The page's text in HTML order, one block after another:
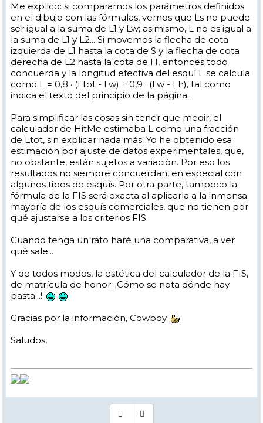
Me explico: si comparamos los parámetros definidos
en el dibujo con las fórmulas, vemos que Ls no puede
ser igual a la suma de L1 y Lw; asimismo, L no es igual a
la suma de L1 y L2... Si movemos la flecha de cota
izquierda de L1 hasta la cota de S y la flecha de cota
derecha de L2 hasta la cota de H, entonces todo
concuerda y la longitud efectiva del esquí L se calcula
como L = 0,8 · (Ltot - Lw) + 0,9 · (Lw - Lh), tal como
indica el texto del principio de la página.
Para simplificar las cosas sin tener que medir, el
calculador de HitMe estimaba L como una fracción
de Ltot, sin explicar nada más. Yo he obtenido esa
estimación por ajuste de datos experimentales, que,
no obstante, están sujetos a variación. Por eso los
resultados no siempre concuerdan, en especial con
algunos tipos de esquís. Por otra parte, tampoco la
fórmula de la FIS será exacta al aplicarla a la inmensa
mayoría de los esquís comerciales, que no tienen por
qué ajustarse a los criterios FIS.
Cuando tenga un rato haré una comparativa, a ver
qué sale...
Y de todos modos, la estética del calculador de la FIS,
de matrícula de honor. ¡Cómo se nota dónde hay
pasta...!
Gracias por la información, Cowboy
Saludos,